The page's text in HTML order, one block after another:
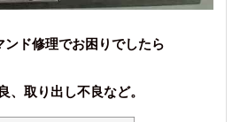
ド修理でお困りでしたら
、取り出し不良など。